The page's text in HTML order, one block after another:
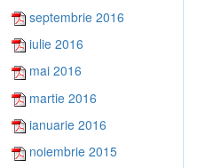
septembrie 2016
iulie 2016
mai 2016
martie 2016
ianuarie 2016
noiembrie 2015